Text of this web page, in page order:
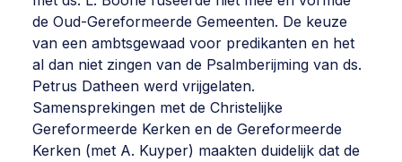
de Oud-Gereformeerde Gemeenten. De keuze
van een ambtsgewaad voor predikanten en het
al dan niet zingen van de Psalmberijming van ds.
Petrus Datheen werd vrijgelaten.
Samensprekingen met de Christelijke
Gereformeerde Kerken en de Gereformeerde
Kerken (met A. Kuyper) maakten duidelijk dat de